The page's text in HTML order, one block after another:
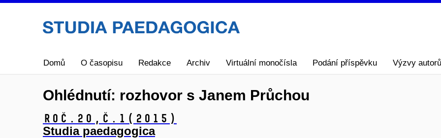
Domů O časopisu Redakce Archiv Virtuální monočísla Podání příspěvku Výzvy
Ohlédnutí: rozhovor s Janem Průchou
Roč.20, č.1 (2015)
Studia paedagogica